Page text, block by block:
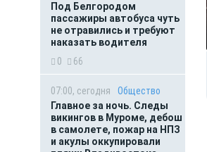
Под Белгородом
пассажиры автобуса чуть
не отравились и требуют
наказать водителя
0
66
07:00, сегодня
Общество
Главное за ночь. Следы
викингов в Муроме, дебош
в самолете, пожар на НПЗ
и акулы оккупировали